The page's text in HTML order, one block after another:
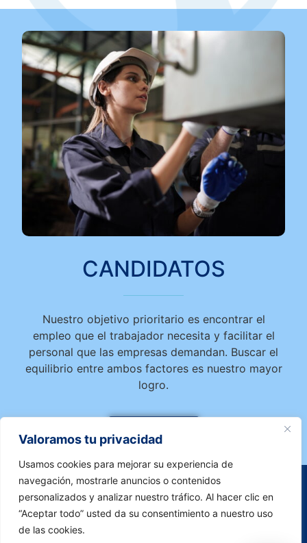
Valoramos tu privacidad
Usamos cookies para mejorar su experiencia de
navegación, mostrarle anuncios o contenidos
personalizados y analizar nuestro tráfico. Al hacer clic en
“Aceptar todo” usted da su consentimiento a nuestro uso
de las cookies.
CANDIDATOS
Nuestro objetivo prioritario es encontrar el
empleo que el trabajador necesita y facilitar el
personal que las empresas demandan. Buscar el
equilibrio entre ambos factores es nuestro mayor
logro.
San Ignacio Auzunea, 1A, 48200 Durango, Bizkaia
Teléfono: 946 85 92 68